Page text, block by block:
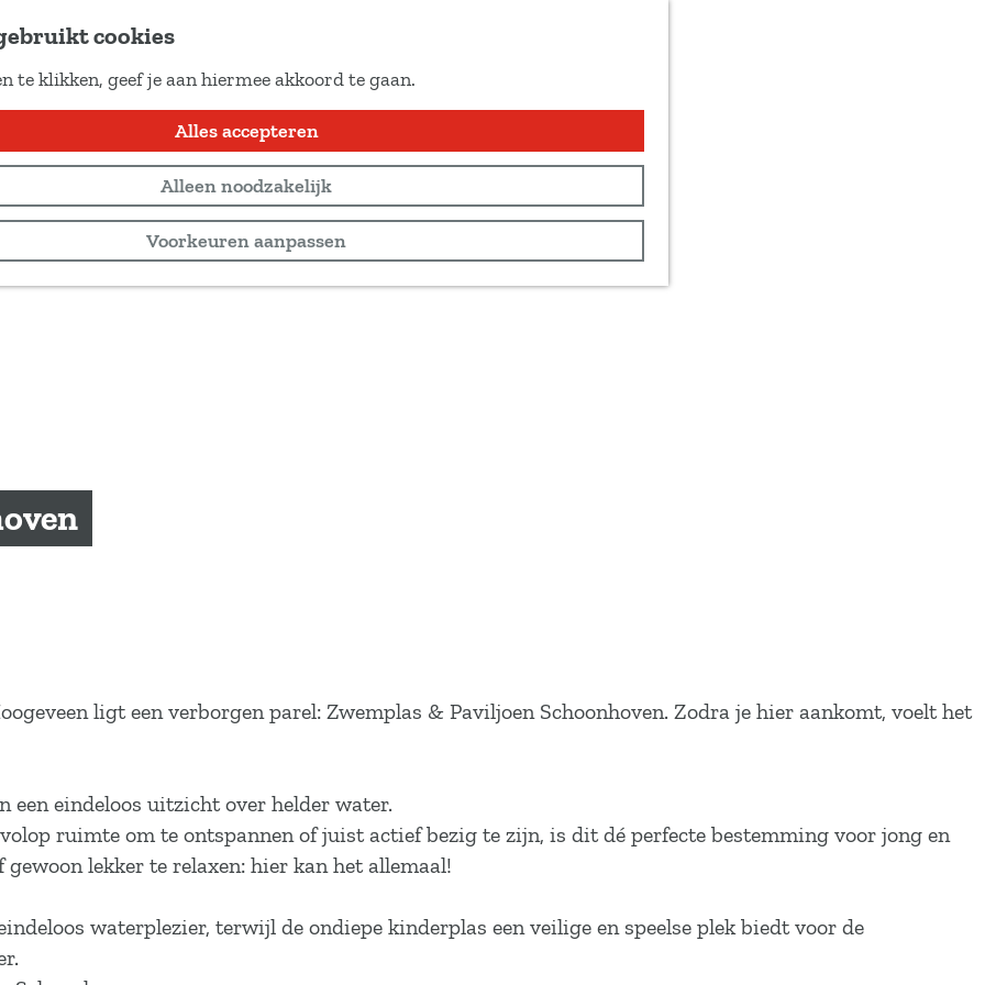
cookies
te klikken, geef je aan hiermee akkoord te gaan.
Alles accepteren
Alleen noodzakelijk
Voorkeuren aanpassen
ligt een verborgen parel: Zwemplas & Paviljoen Schoonhoven. Zodra je hier aankomt, voelt het
een eindeloos uitzicht over helder water.
ruimte om te ontspannen of juist actief bezig te zijn, is dit dé perfecte bestemming voor jong en
lekker te relaxen: hier kan het allemaal!
waterplezier, terwijl de ondiepe kinderplas een veilige en speelse plek biedt voor de